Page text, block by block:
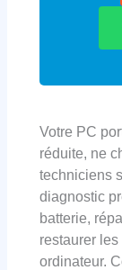
Votre PC
réduite, ne
techniciens
diagnostic
batterie,
restaurer
ordinateur.